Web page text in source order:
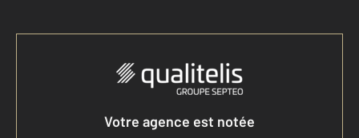
Votre agence est notée